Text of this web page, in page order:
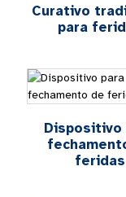
Curativo
para
Dispositivo
feridas